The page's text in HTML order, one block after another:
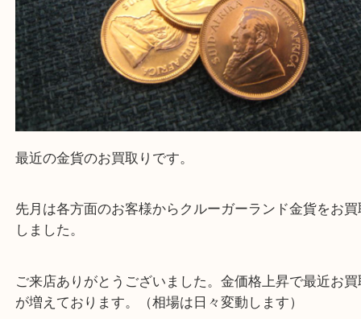
Facebook
Twitter
Line
クルーガーランド金貨 1/4オンス
クルーガーランド金貨 1/4オンス（
箕面
豊中市 茨木市 宝塚市 池田市 川西市